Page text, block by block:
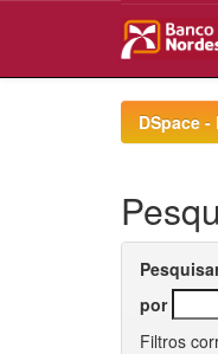
DSpace
por
Filtros